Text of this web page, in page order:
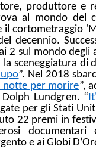
produttore e
al mondo del
il cortometraggio
decennio.
2 sul mondo degli
sceneggiatura
”. Nel 2018
notte per morire”,
Lundgren. “
per gli Stati
22 premi in
documentari
e ai Globi